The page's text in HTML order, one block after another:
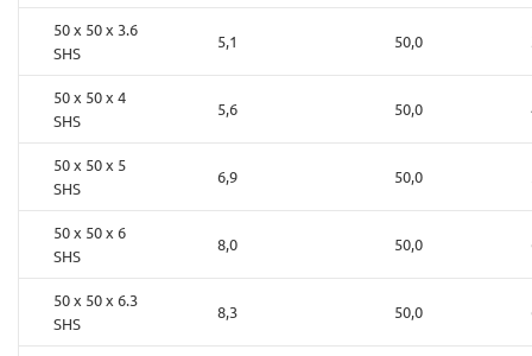
50 x 50 x 3.6
SHS
5,1 50,0
50 x 50 x 4
SHS
5,6 50,0
50 x 50 x 5
SHS
6,9 50,0
50 x 50 x 6
SHS
8,0 50,0
50 x 50 x 6.3
SHS
8,3 50,0